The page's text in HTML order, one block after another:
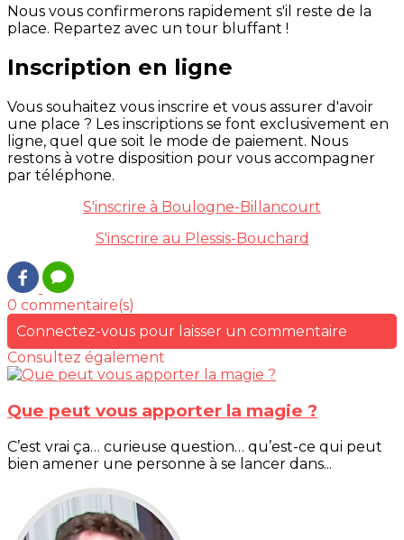
Nous vous confirmerons rapidement s'il reste de la
place. Repartez avec un tour bluffant !
Inscription en ligne
Vous souhaitez vous inscrire et vous assurer d'avoir
une place ? Les inscriptions se font exclusivement en
ligne, quel que soit le mode de paiement. Nous
restons à votre disposition pour vous accompagner
par téléphone.
S'inscrire à Boulogne-Billancourt
S'inscrire au Plessis-Bouchard
0 commentaire(s)
Connectez-vous pour laisser un commentaire
Consultez également
Que peut vous apporter la magie ?
C’est vrai ça… curieuse question… qu’est-ce qui peut
bien amener une personne à se lancer dans...